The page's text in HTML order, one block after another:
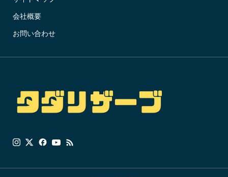
会社概要
お問い合わせ